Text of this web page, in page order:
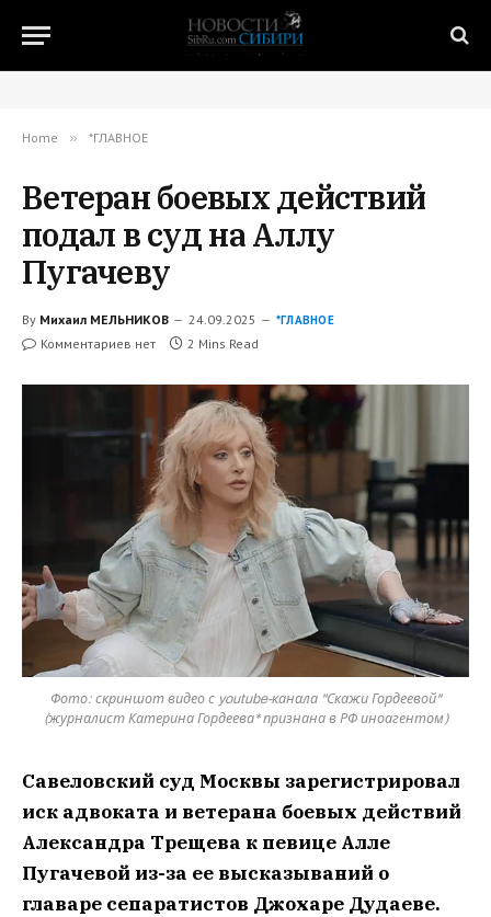
Home » *ГЛАВНОЕ
Ветеран боевых действий
подал в суд на Аллу
Пугачеву
By Михаил МЕЛЬНИКОВ 24.09.2025 *ГЛАВНОЕ
Комментариев нет 2 Mins Read
Фото: скриншот видео с youtube-канала "Скажи Гордеевой"
(журналист Катерина Гордеева* признана в РФ иноагентом)
Савеловский суд Москвы зарегистрировал
иск адвоката и ветерана боевых действий
Александра Трещева к певице Алле
Пугачевой из-за ее высказываний о
главаре сепаратистов Джохаре Дудаеве.